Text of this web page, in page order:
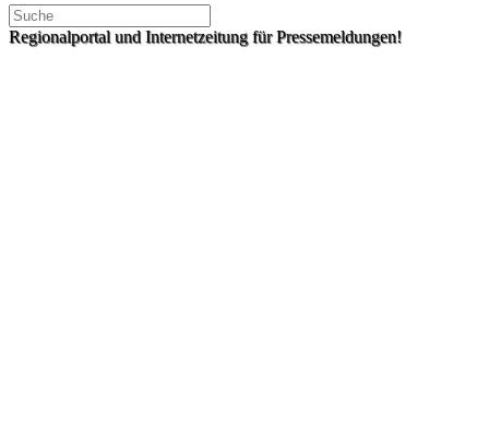
Regionalportal und Internetzeitung für Pressemeldungen!